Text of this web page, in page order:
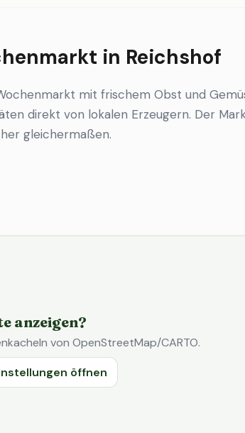
in Reichshof
mit frischem Obst und
direkt von lokalen Erzeugern. Der
gleichermaßen.
anzeigen?
von OpenStreetMap/CARTO.
öffnen